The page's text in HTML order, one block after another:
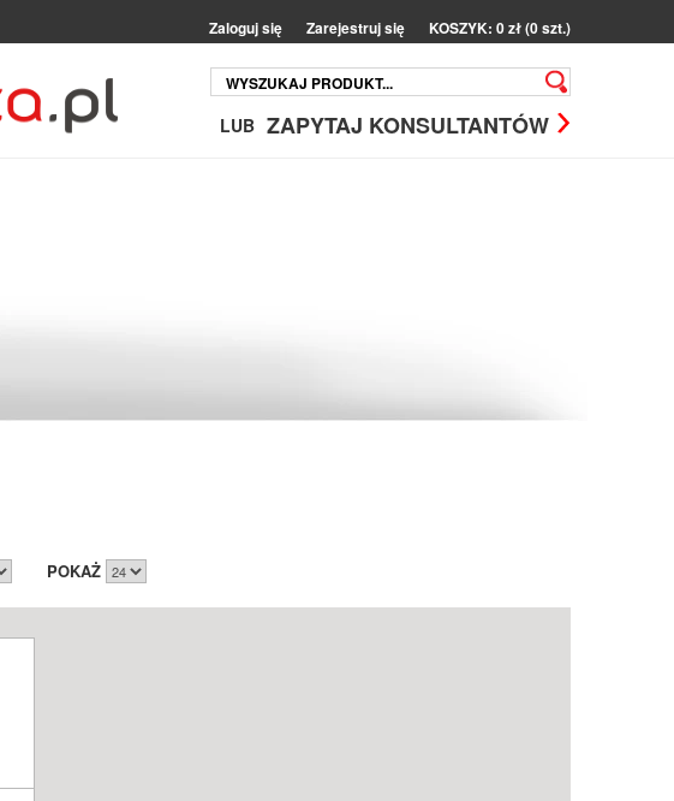
Zaloguj się Zarejestruj się KOSZYK: 0 zł (0 szt.)
LUB ZAPYTAJ KONSULTANTÓW
POKAŻ